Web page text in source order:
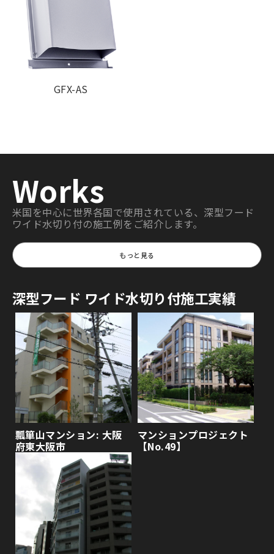
GFX-AS
Works
米国を中心に世界各国で使用されている、深型フード
ワイド水切り付の施工例をご紹介します。
もっと見る
深型フード ワイド水切り付施工実績
瓢箪山マンション: 大阪
府東大阪市
マンションプロジェクト
【No.49】